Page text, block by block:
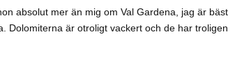
absolut mer än mig om Val Gardena, jag är bäst
Dolomiterna är otroligt vackert och de har troligen